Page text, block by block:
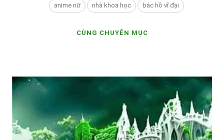
anime nữ nhà khoa học bác hồ vĩ đại
CÙNG CHUYÊN MỤC